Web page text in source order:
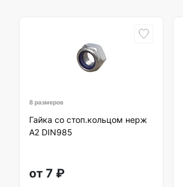
8 размеров
Гайка со стоп.кольцом нерж
А2 DIN985
от 7 ₽